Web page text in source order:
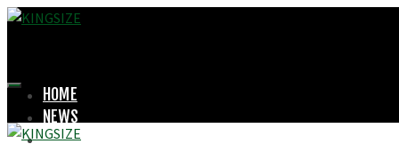
HOME
NEWS
LOOKBOOK